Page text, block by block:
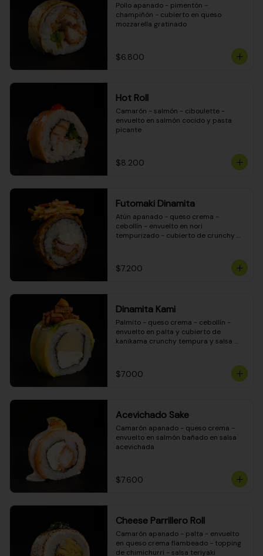
Pollo apanado - pimentón -
champiñón - cubierto en queso
mozzarella gratinado
$6.800
Hot Roll
Camarón - salmón - ciboulette -
envuelto en salmón cocido y pasta
picante
$8.200
Futomaki Dinamita
Atún apanado - queso crema -
cebollín - envuelto en nori
tempurizado - cubierto de crunchy
$7.200
Dinamita Kami
Palmito - queso crema - cebollín -
envuelto en palta y cubierto de
kanikama crunchy tempura y salsa
$7.000
Acevichado Sake
Camarón apanado - queso crema -
envuelto en salmón bañado en salsa
acevichada
$7.600
Cheese Parrillero Roll
Camarón apanado - palta - envuelto
en queso crema flambeado - topping
de chimichurri - salsa teriyaki